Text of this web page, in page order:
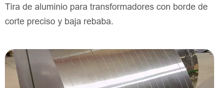
Tira de aluminio para transformadores con borde de
corte preciso y baja rebaba.